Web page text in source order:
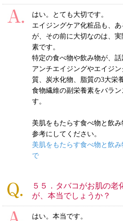
はい。とても大切です。
エイジングケア化粧品も、
が、その前に大切なのは、
素です。
特定の食べ物や飲み物が、話
アンチエイジングやエイジ
質、炭水化物、脂質の3大栄
食物繊維の副栄養素をバラ
す。
美肌をもたらす食べ物と飲
参考にしてください。
美肌をもたらす食べ物と飲
で
５５．タバコがお肌の老
が、本当でしょうか？
はい。本当です。